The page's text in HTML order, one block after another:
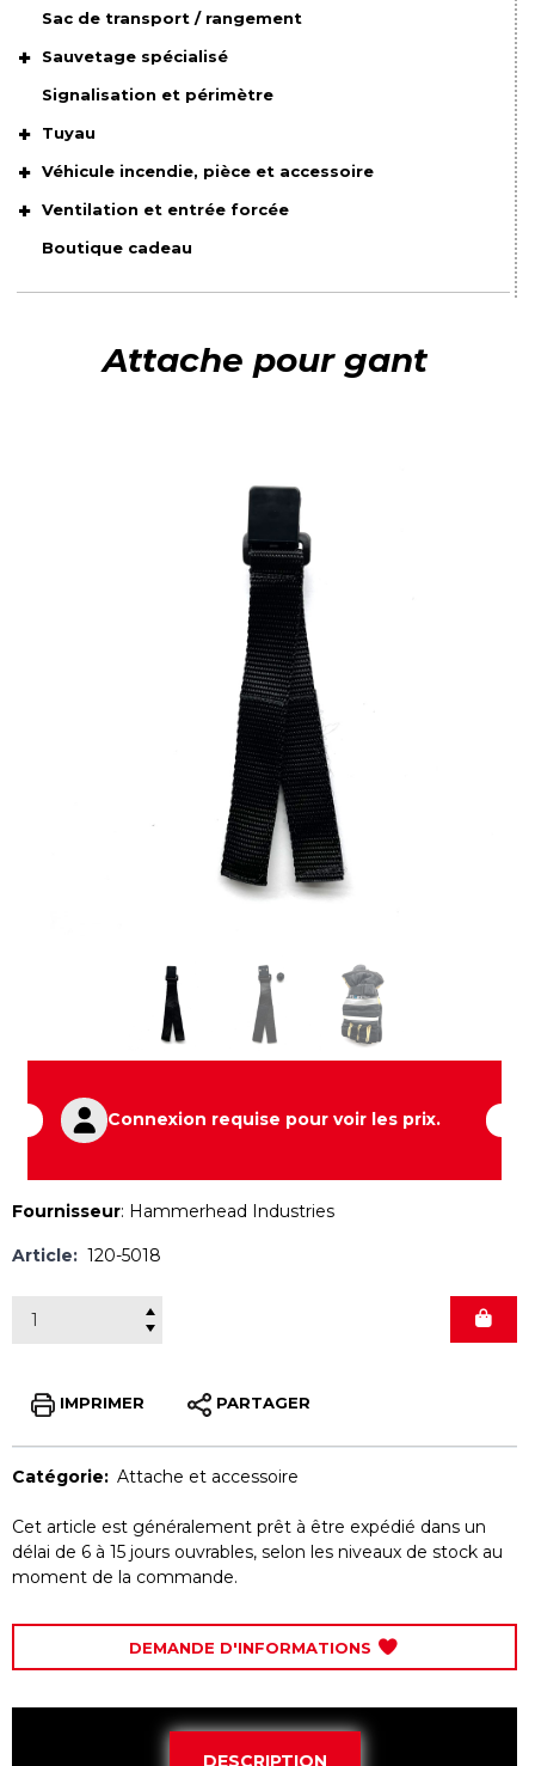
Sac de transport / rangement
Sauvetage spécialisé
Signalisation et périmètre
Tuyau
Véhicule incendie, pièce et accessoire
Ventilation et entrée forcée
Boutique cadeau
Attache pour gant
Connexion requise pour voir les prix.
Fournisseur: Hammerhead Industries
Article: 120-5018
IMPRIMER PARTAGER
Catégorie: Attache et accessoire
Cet article est généralement prêt à être expédié dans un
délai de 6 à 15 jours ouvrables, selon les niveaux de stock au
moment de la commande.
DEMANDE D'INFORMATIONS
DESCRIPTION